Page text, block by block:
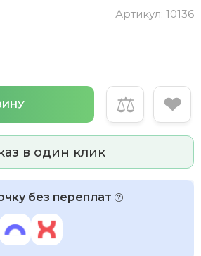
Артикул: 10136
⚖ ❤
в один клик
без переплат